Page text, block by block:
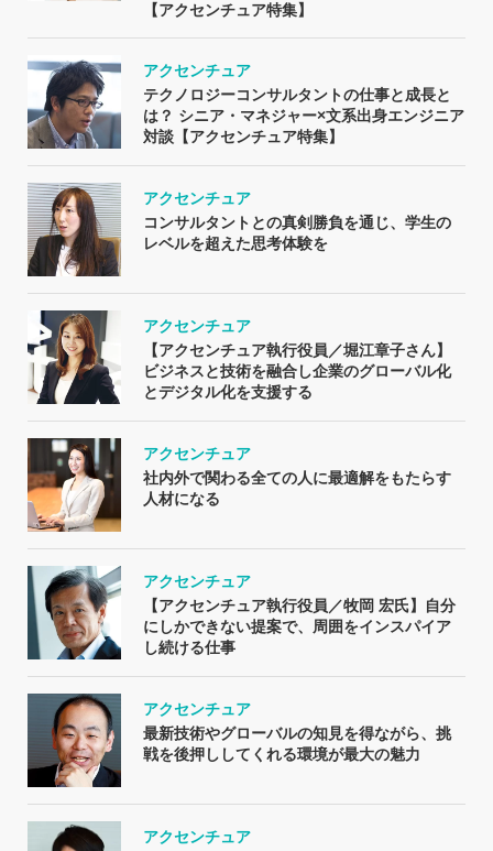
【アクセンチュア特集】
アクセンチュア
テクノロジーコンサルタントの仕事と成長と
は？ シニア・マネジャー×文系出身エンジニア
対談【アクセンチュア特集】
アクセンチュア
コンサルタントとの真剣勝負を通じ、学生の
レベルを超えた思考体験を
アクセンチュア
【アクセンチュア執行役員／堀江章子さん】
ビジネスと技術を融合し企業のグローバル化
とデジタル化を支援する
アクセンチュア
社内外で関わる全ての人に最適解をもたらす
人材になる
アクセンチュア
【アクセンチュア執行役員／牧岡 宏氏】自分
にしかできない提案で、周囲をインスパイア
し続ける仕事
アクセンチュア
最新技術やグローバルの知見を得ながら、挑
戦を後押ししてくれる環境が最大の魅力
アクセンチュア